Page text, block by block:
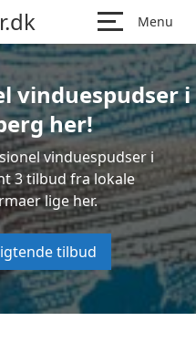
Menu
vinduespudser i
her!
vinduespudser i
3 tilbud fra lokale
lige her.
tilbud